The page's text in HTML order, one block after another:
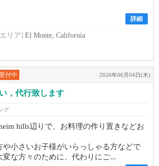
詳細
リア] El Monte, California
付中 2026年06月04日(木)
，代行致します
グ
hills辺りで、お料理の作り置きなどお
や小さいお子様がいらっしゃる方などで
変な方々のために、代わりにご...